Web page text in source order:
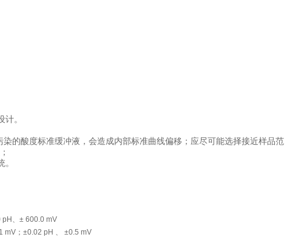
。
的酸度标准缓冲液，会造成内部标准曲线偏移；应尽可能选择接近样品范
pH、± 600.0 mV
mV；±0.02 pH 、 ±0.5 mV